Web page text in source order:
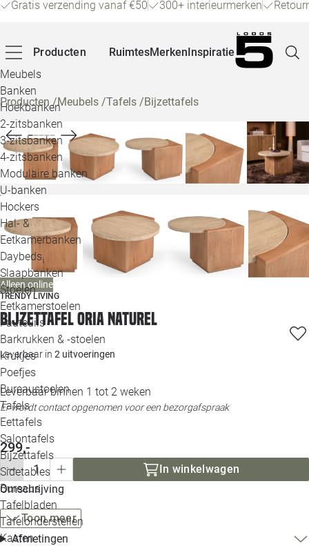
Gratis verzending vanaf €50 300+ interieurmerken
Producten
Meubels
Banken
Hoekbanken
2-zitsbanken
3-zitsbanken
4-zitsbanken
Modulaire banken
U-banken
Hockers
Hal- &
Eetkamerbanken
Daybeds
Slaapbanken
Stoelen
Eetkamerstoelen
Fauteuils
Barkrukken & -stoelen
Krukjes
Poefjes
Bureaustoelen
Tafels
Eettafels
Salontafels
Bijzettafels
Sidetables
Bureaus
Tafelbladen
Tafelonderstellen
Kasten
RuimtesMerkenInspiratie
Producten/Meubels /Tafels /Bijzettafels
Alleen online
TRENDY LIVING
Bijzettafel Oria naturel
Leverbaar in 2 uitvoeringen
Leverbaar binnen 1 tot 2 weken
Er wordt contact opgenomen voor een bezorgafspraak
299,-
In winkelwagen
Omschrijving
Toon meer
Afmetingen